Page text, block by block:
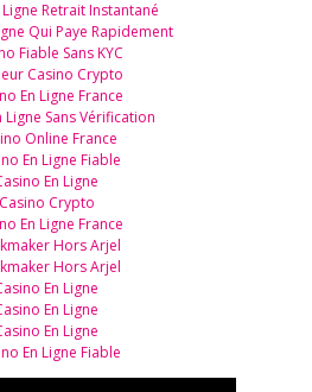
Ligne Retrait Instantané
Qui Paye Rapidement
Fiable Sans KYC
Casino Crypto
En Ligne France
Ligne Sans Vérification
Online France
En Ligne Fiable
En Ligne
Casino Crypto
En Ligne France
Hors Arjel
Hors Arjel
En Ligne
En Ligne
En Ligne
En Ligne Fiable